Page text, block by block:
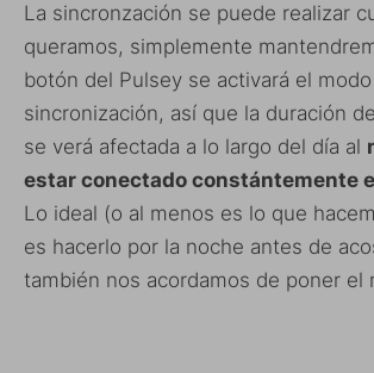
La sincronzación se puede realizar
queramos, simplemente
botón del Pulsey se activará el modo
sincronización, así que la duración
se verá afectada a lo largo del día al
estar conectado constántemente
Lo ideal (o al menos es lo que
es hacerlo por la noche antes de
también nos acordamos de poner el